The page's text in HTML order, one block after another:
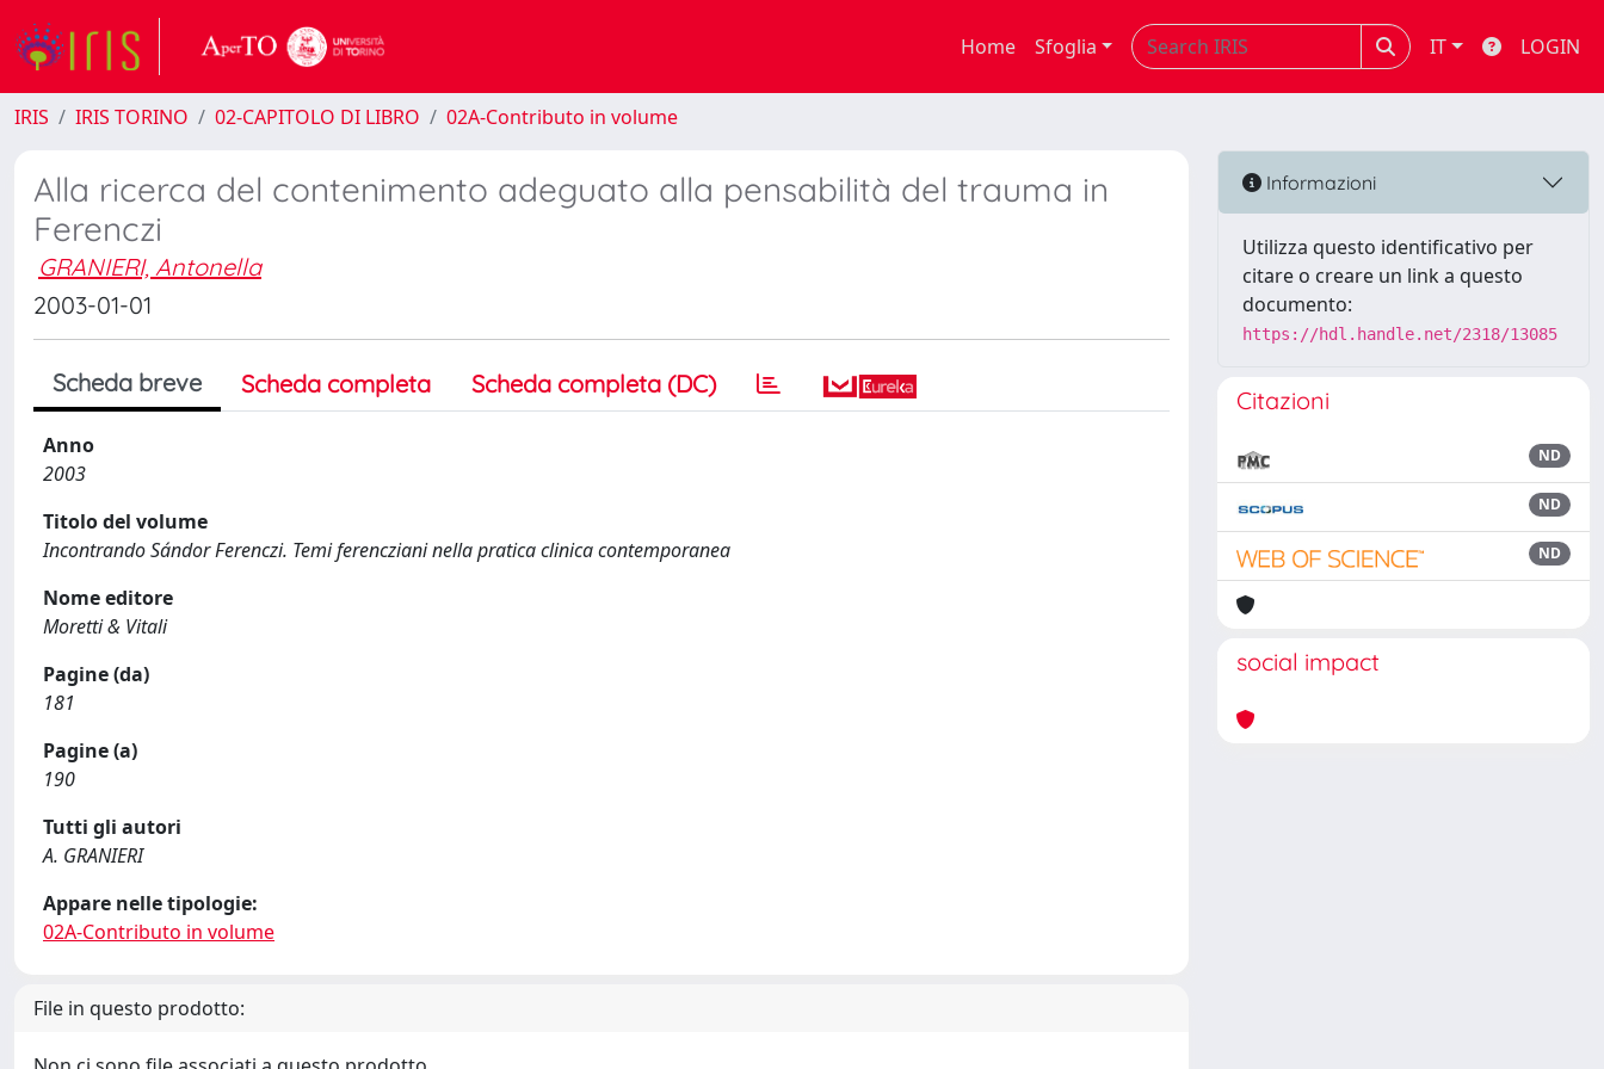
Home Sfoglia IT LOGIN
IRIS IRIS TORINO 02-CAPITOLO DI LIBRO 02A-Contributo in volume
Alla ricerca del contenimento adeguato alla pensabilità del trauma in
Ferenczi
GRANIERI, Antonella
2003-01-01
Scheda breve Scheda completa Scheda completa (DC)
Anno
2003
Titolo del volume
Incontrando Sándor Ferenczi. Temi ferencziani nella pratica clinica contemporanea
Nome editore
Moretti & Vitali
Pagine (da)
181
Pagine (a)
190
Tutti gli autori
A. GRANIERI
Appare nelle tipologie:
02A-Contributo in volume
File in questo prodotto:
Informazioni
Utilizza questo identificativo per
citare o creare un link a questo
documento:
https://hdl.handle.net/2318/13085
Citazioni
ND
ND
ND
social impact